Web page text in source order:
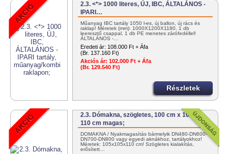
2.3. <*> 1000 literes, ÚJ, IBC, ÁLTALÁNOS -
IPARI…
Műanyag IBC tartály 1050 l-es, új ballon, új rács és
raklap! Méretek (mm): 1000X1200X1180. 1 db
leeresztő csappal, 1 db PE menetes zárófedéllel!
ÁLTALÁNOS -…
Eredeti ár: 108.000 Ft + Áfa
(Br. 137.160 Ft)
Akciós ár: 102.000 Ft + Áfa
(Br. 129.540 Ft)
Részletek
2.3. Dómakna, szögletes, 100 cm x 100 cm,
110 cm magas;
DÓMAKNA / Nyakmagasítás bármelyik DN480-DN600-
DN700-DN800 vagy egyedi aknákhoz, tartályokhoz!
Méretek: 105x105x110 cm! Szögletes kialakítás,
erősített…